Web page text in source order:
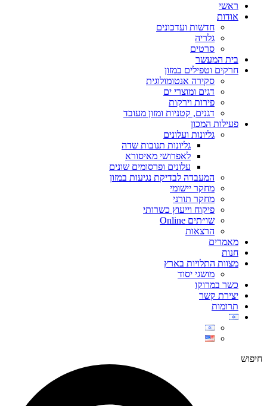
ראשי
אודות
חדשות ועדכונים
גלריה
סרטים
בית המעשר
חרקים וטפילים במזון
סקירה אנטומולוגית
דגים ומוצרי ים
פירות וירקות
דגנים, קטניות ומזון מעובד
פעילות המכון
גליונות ועלונים
גליונות תנובות שדה
לאפרושי מאיסורא
עלונים ופרסומים שונים
המעבדה לבדיקת נגיעות במזון
מחקר יישומי
מחקר תורני
פיקוח וייעוץ כשרותי
שו״תים Online
הרצאות
מאמרים
חנות
מצוות התלויות בארץ
מושגי יסוד
כשר במרוקו
יצירת קשר
תרומות
חיפוש